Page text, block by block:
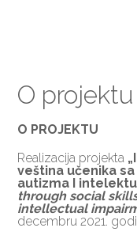
O projektu
O PROJEKTU
Realizacija projekta
veština učenika
autizma I
through social
intellectual
decembru 2021.